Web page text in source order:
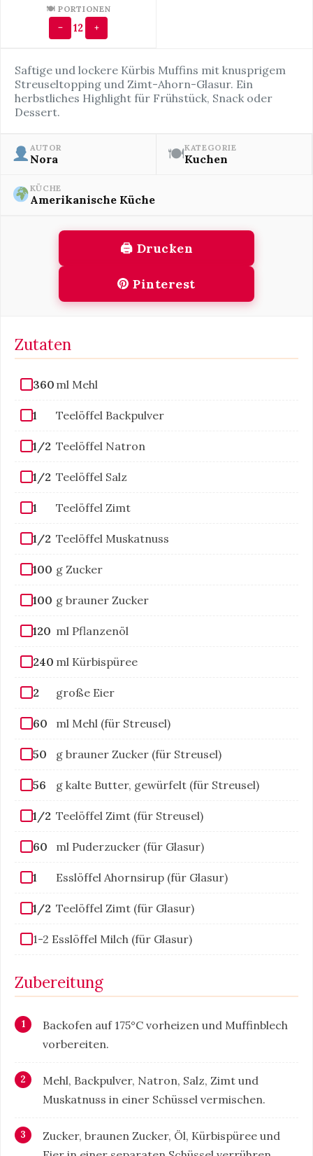
🍽 PORTIONEN
− 12 +
Saftige und lockere Kürbis Muffins mit knusprigem
Streuseltopping und Zimt-Ahorn-Glasur. Ein
herbstliches Highlight für Frühstück, Snack oder
Dessert.
AUTOR
Nora 🍽KATEGORIE
Kuchen
KÜCHE
Amerikanische Küche
🖨 Drucken
Pinterest
Zutaten
360 ml Mehl
1 Teelöffel Backpulver
1/2 Teelöffel Natron
1/2 Teelöffel Salz
1 Teelöffel Zimt
1/2 Teelöffel Muskatnuss
100 g Zucker
100 g brauner Zucker
120 ml Pflanzenöl
240 ml Kürbispüree
2 große Eier
60 ml Mehl (für Streusel)
50 g brauner Zucker (für Streusel)
56 g kalte Butter, gewürfelt (für Streusel)
1/2 Teelöffel Zimt (für Streusel)
60 ml Puderzucker (für Glasur)
1 Esslöffel Ahornsirup (für Glasur)
1/2 Teelöffel Zimt (für Glasur)
1-2 Esslöffel Milch (für Glasur)
Zubereitung
Backofen auf 175°C vorheizen und Muffinblech
vorbereiten.
Mehl, Backpulver, Natron, Salz, Zimt und
Muskatnuss in einer Schüssel vermischen.
Zucker, braunen Zucker, Öl, Kürbispüree und